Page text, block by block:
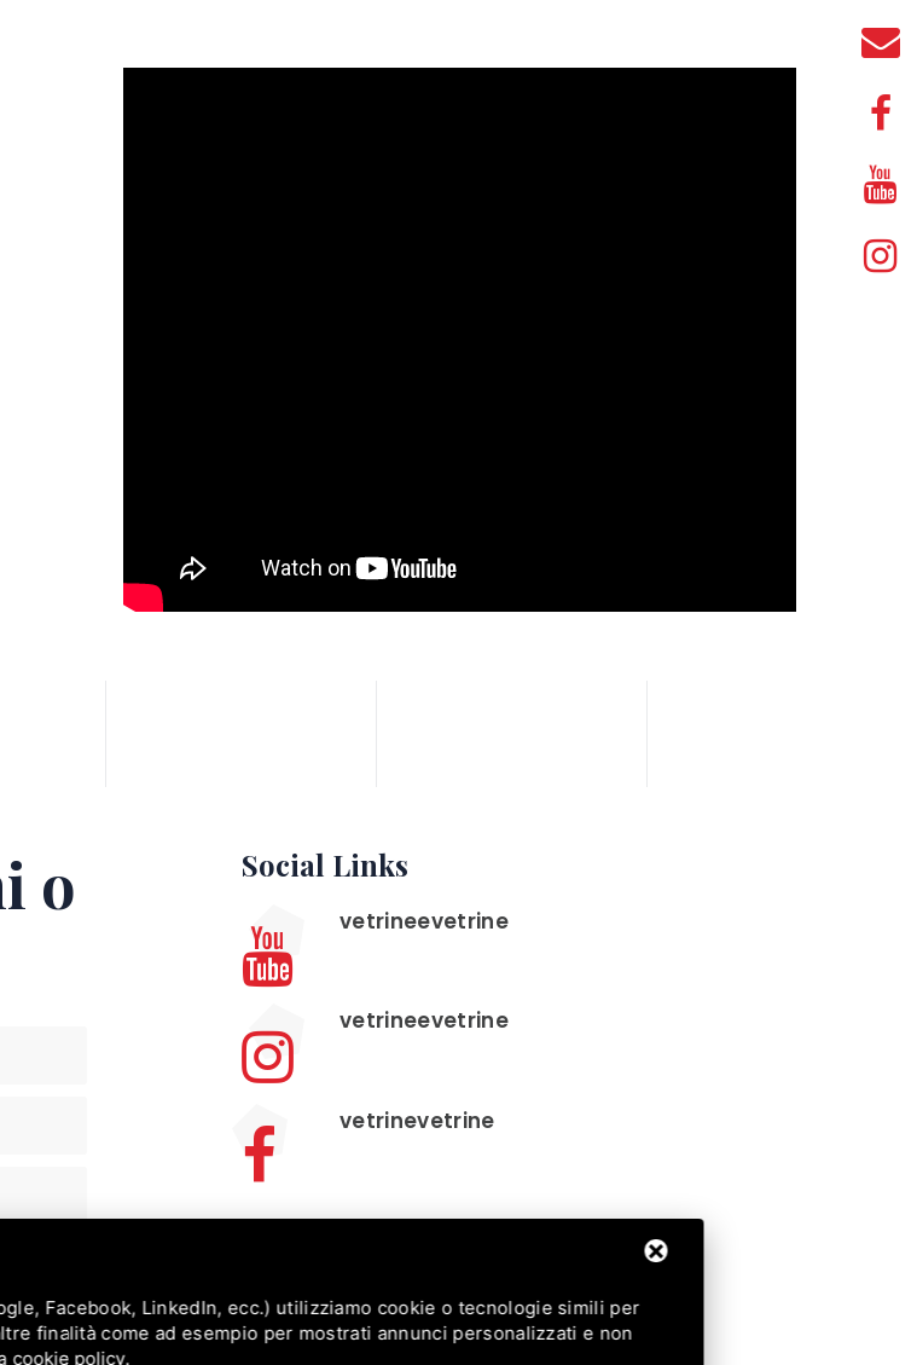
o
Social Links
vetrineevetrine
vetrineevetrine
vetrinevetrine
+39 337 627680
Facebook, LinkedIn, ecc.) utilizziamo cookie o tecnologie simili per
finalità come ad esempio per mostrati annunci personalizzati e non
cookie policy.